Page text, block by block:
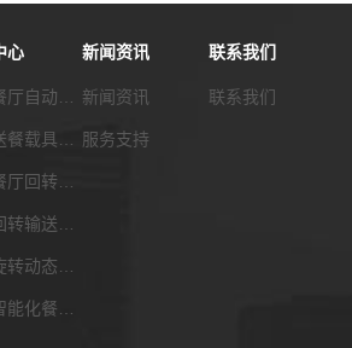
心 新闻资讯
新闻资讯
服务支持
联系我们
联系我们